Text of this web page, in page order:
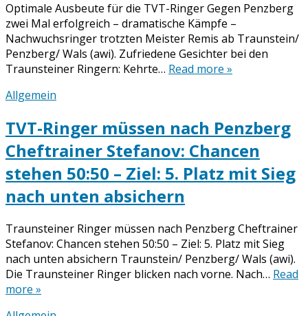
Optimale Ausbeute für die TVT-Ringer Gegen Penzberg
zwei Mal erfolgreich – dramatische Kämpfe –
Nachwuchsringer trotzten Meister Remis ab Traunstein/
Penzberg/ Wals (awi). Zufriedene Gesichter bei den
Traunsteiner Ringern: Kehrte… Read more »
Allgemein
TVT-Ringer müssen nach Penzberg
Cheftrainer Stefanov: Chancen
stehen 50:50 – Ziel: 5. Platz mit Sieg
nach unten absichern
Traunsteiner Ringer müssen nach Penzberg Cheftrainer
Stefanov: Chancen stehen 50:50 – Ziel: 5. Platz mit Sieg
nach unten absichern Traunstein/ Penzberg/ Wals (awi).
Die Traunsteiner Ringer blicken nach vorne. Nach… Read
more »